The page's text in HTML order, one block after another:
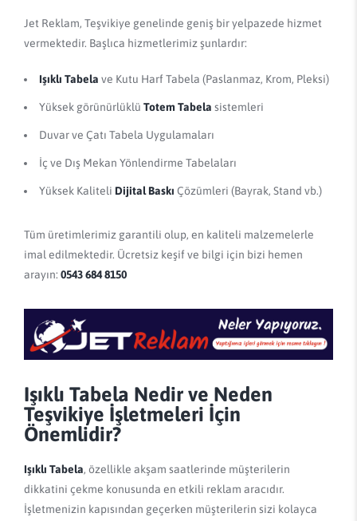
Jet Reklam, Teşvikiye genelinde geniş bir yelpazede hizmet
vermektedir. Başlıca hizmetlerimiz şunlardır:
Işıklı Tabela ve Kutu Harf Tabela (Paslanmaz, Krom, Pleksi)
Yüksek görünürlüklü Totem Tabela sistemleri
Duvar ve Çatı Tabela Uygulamaları
İç ve Dış Mekan Yönlendirme Tabelaları
Yüksek Kaliteli Dijital Baskı Çözümleri (Bayrak, Stand vb.)
Tüm üretimlerimiz garantili olup, en kaliteli malzemelerle
imal edilmektedir. Ücretsiz keşif ve bilgi için bizi hemen
arayın: 0543 684 8150
Işıklı Tabela Nedir ve Neden
Teşvikiye İşletmeleri İçin
Önemlidir?
Işıklı Tabela, özellikle akşam saatlerinde müşterilerin
dikkatini çekme konusunda en etkili reklam aracıdır.
İşletmenizin kapısından geçerken müşterilerin sizi kolayca